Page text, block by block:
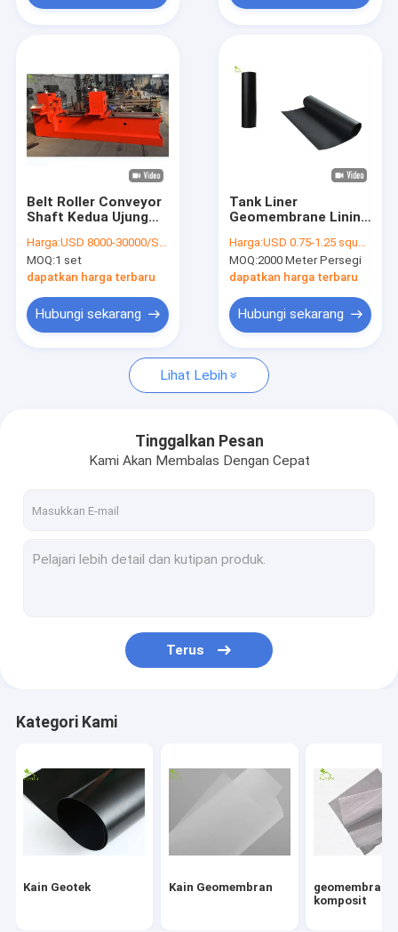
Produk
Tentang kami
Permintaan Penawaran
News
geomembran komposit
Kain Geotekstil bukan tenunan
Geokomposit drainase
Mesin Manufaktur Roller Konveyor
Proyek Geotekstil
Kabel Elektronik Sinyal
Belt Roller Conveyor
Shaft Kedua Ujung
Diameter 20mm
40mm
Harga:USD 8000-30000/SET
MOQ:1 set
dapatkan harga terbaru
Hubungi sekarang
Tank Liner
Geomembrane Lining
Kapasitas Bantalan
Tinggi
Harga:USD 0.75-1.25 square meters
MOQ:2000 Meter Persegi
dapatkan harga terbaru
Hubungi sekarang
Lihat Lebih
Tinggalkan Pesan
Kami Akan Membalas Dengan Cepat
Terus
Kategori Kami
Kain Geotek Kain Geomembran
geomembran
komposit